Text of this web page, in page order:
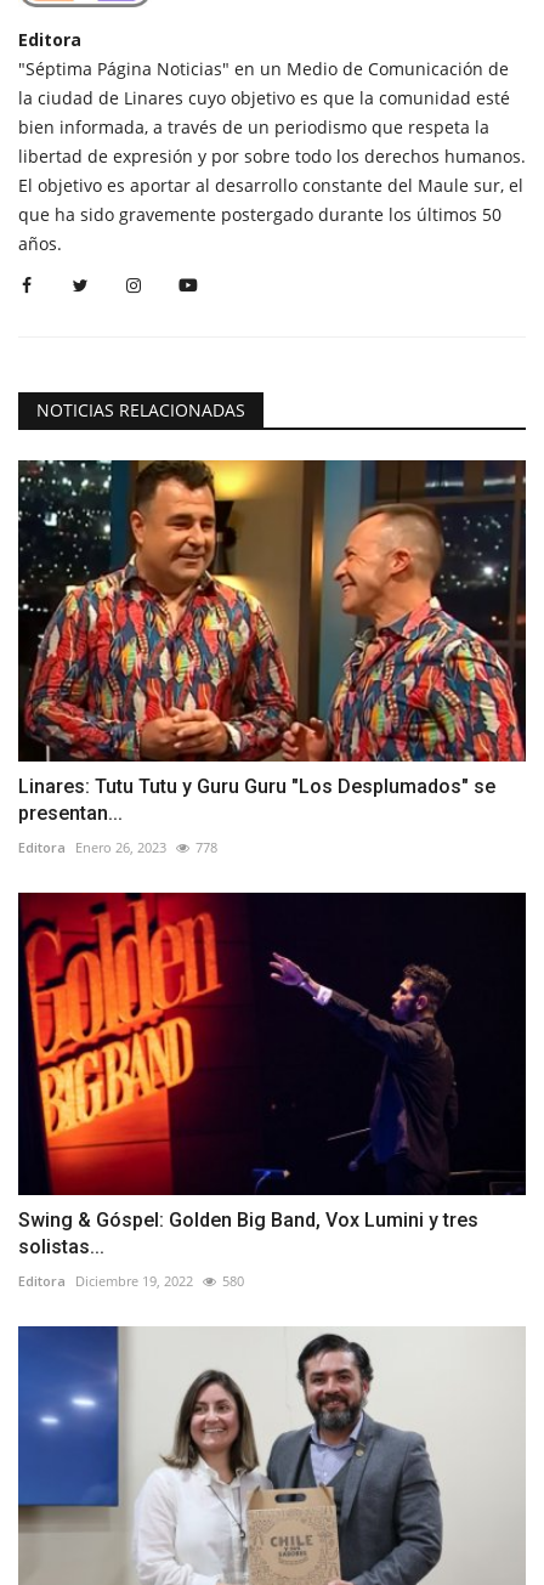
Editora
"Séptima Página Noticias" en un Medio de Comunicación de
la ciudad de Linares cuyo objetivo es que la comunidad esté
bien informada, a través de un periodismo que respeta la
libertad de expresión y por sobre todo los derechos humanos.
El objetivo es aportar al desarrollo constante del Maule sur, el
que ha sido gravemente postergado durante los últimos 50
años.
NOTICIAS RELACIONADAS
Linares: Tutu Tutu y Guru Guru "Los Desplumados" se
presentan...
Editora Enero 26, 2023 778
Swing & Góspel: Golden Big Band, Vox Lumini y tres
solistas...
Editora Diciembre 19, 2022 580